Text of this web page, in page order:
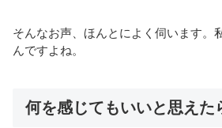
そんなお声、ほんとによく伺います。
んですよね。
何を感じてもいいと思えた